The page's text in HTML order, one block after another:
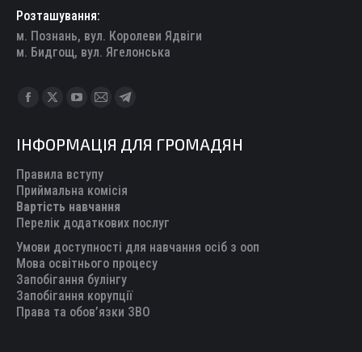
Розташування:
м. Познань, вул. Королеви Ядвіги
м. Бидгощ, вул. Ягелонська
Find us on:
Facebook
opens
in
new
window
X
opens
in
new
window
YouTube
opens
in
new
window
Mail
opens
in
new
window
Telegram
opens
new
ІНФОРМАЦІЯ ДЛЯ ГРОМАДЯН
Правила вступу
Приймальна комісія
Вартість навчання
Перелік додаткових послуг
Умови доступності для навчання осіб з ооп
Мова освітнього процесу
Запобігання булінгу
Запобігання корупції
Права та обов’язки ЗВО